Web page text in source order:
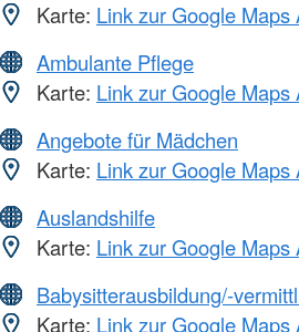
Karte: Link zur Google Maps
Ambulante Pflege
Karte: Link zur Google Maps
Angebote für Mädchen
Karte: Link zur Google Maps
Auslandshilfe
Karte: Link zur Google Maps
Babysitterausbildung/-
Karte: Link zur Google Maps